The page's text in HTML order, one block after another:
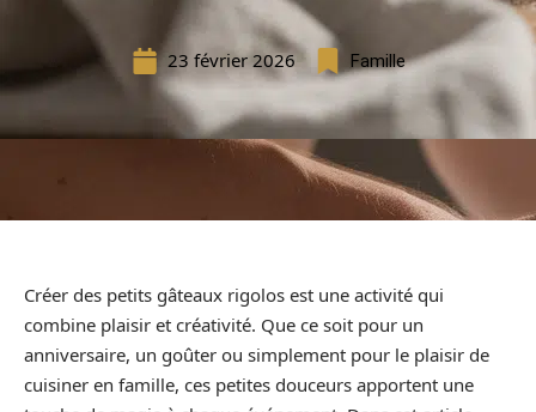
23 février 2026 Famille
Créer des petits gâteaux rigolos est une activité qui
combine plaisir et créativité. Que ce soit pour un
anniversaire, un goûter ou simplement pour le plaisir de
cuisiner en famille, ces petites douceurs apportent une